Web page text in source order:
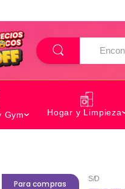
B
u
s
Gym Hogar y Limpieza
Para compras
S/D